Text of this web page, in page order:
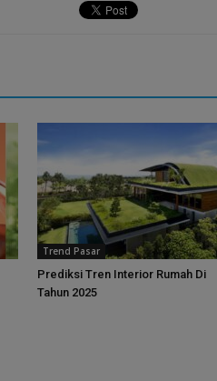
Trend Pasar
Prediksi Tren Interior Rumah Di
Tahun 2025